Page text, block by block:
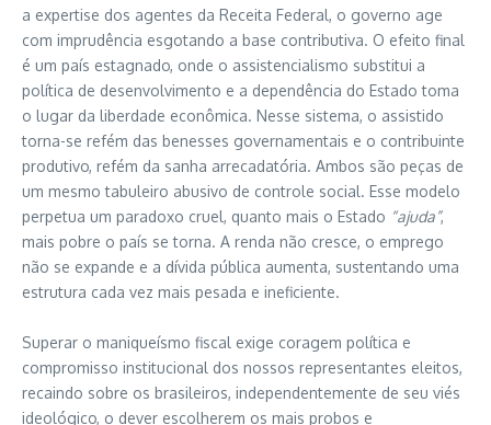
a expertise dos agentes da Receita Federal, o governo age
com imprudência esgotando a base contributiva. O efeito final
é um país estagnado, onde o assistencialismo substitui a
política de desenvolvimento e a dependência do Estado toma
o lugar da liberdade econômica. Nesse sistema, o assistido
torna-se refém das benesses governamentais e o contribuinte
produtivo, refém da sanha arrecadatória. Ambos são peças de
um mesmo tabuleiro abusivo de controle social. Esse modelo
perpetua um paradoxo cruel, quanto mais o Estado “ajuda”,
mais pobre o país se torna. A renda não cresce, o emprego
não se expande e a dívida pública aumenta, sustentando uma
estrutura cada vez mais pesada e ineficiente.
Superar o maniqueísmo fiscal exige coragem política e
compromisso institucional dos nossos representantes eleitos,
recaindo sobre os brasileiros, independentemente de seu viés
ideológico, o dever escolherem os mais probos e